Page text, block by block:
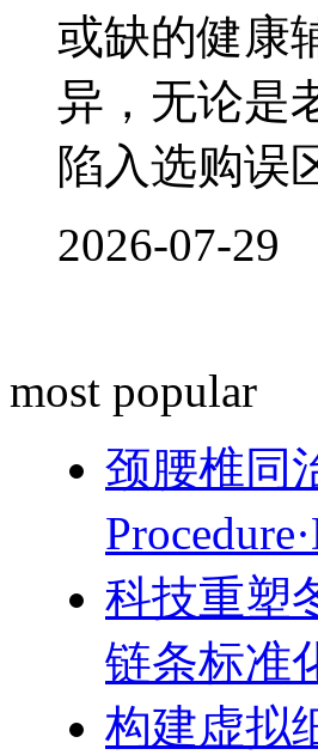
或缺的健康
异，无论是
陷入选购误
2026-07-29
most popular
颈腰椎同
科技重塑
链条标准
构建虚拟